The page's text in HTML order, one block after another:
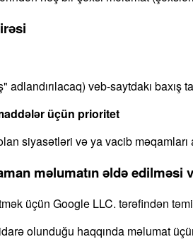
veb-saytdakı baxış
üçün prioritet
siyasətləri və ya vacib
məlumatın əldə edilməsi
üçün Google LLC. tərəfindən
olunduğu haqqında məlumat